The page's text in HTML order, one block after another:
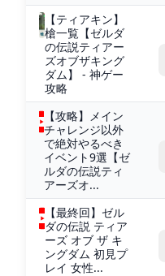
【ティアキン】
槍一覧【ゼルダ
の伝説ティアー
ズオブザキング
ダム】 - 神ゲー
攻略
【攻略】メイン
チャレンジ以外
で絶対やるべき
イベント9選【ゼ
ルダの伝説ティ
アーズオ...
【最終回】ゼル
ダの伝説 ティア
ーズ オブ ザ キ
ングダム 初見プ
レイ 女性...